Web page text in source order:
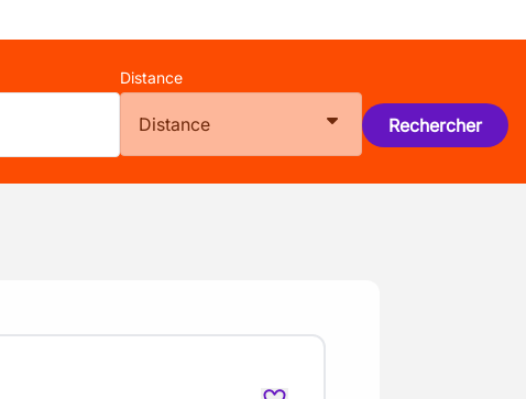
Distance
Distance Rechercher